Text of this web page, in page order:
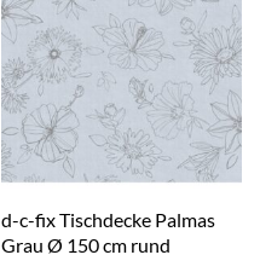
d-c-fix Tischdecke Palmas
Grau Ø 150 cm rund